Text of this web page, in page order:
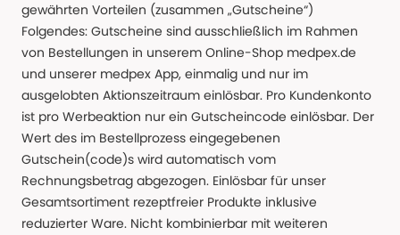
gewährten Vorteilen (zusammen „Gutscheine“)
Folgendes: Gutscheine sind ausschließlich im Rahmen
von Bestellungen in unserem Online-Shop medpex.de
und unserer medpex App, einmalig und nur im
ausgelobten Aktionszeitraum einlösbar. Pro Kundenkonto
ist pro Werbeaktion nur ein Gutscheincode einlösbar. Der
Wert des im Bestellprozess eingegebenen
Gutschein(code)s wird automatisch vom
Rechnungsbetrag abgezogen. Einlösbar für unser
Gesamtsortiment rezeptfreier Produkte inklusive
reduzierter Ware. Nicht kombinierbar mit weiteren